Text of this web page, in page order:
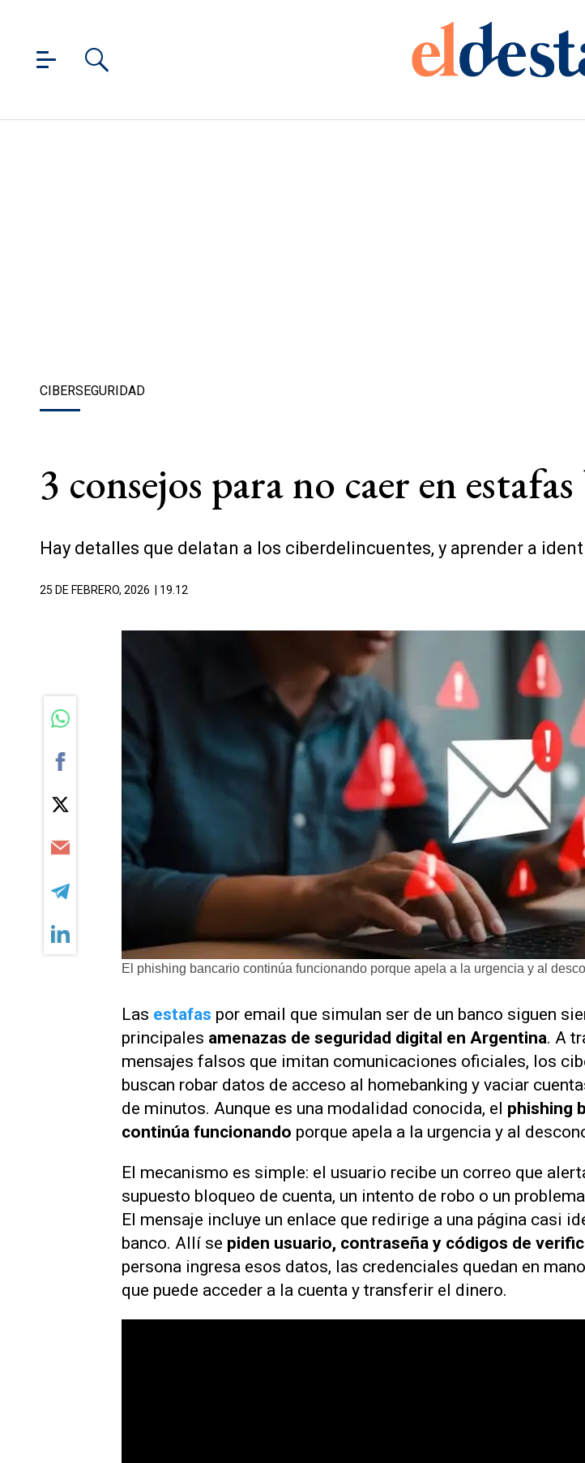
CIBERSEGURIDAD
3 consejos para no caer en
Hay detalles que delatan a los ciberdelincuentes, y aprender a
25 DE FEBRERO, 2026 | 19.12
El phishing bancario continúa funcionando porque apela a la urgencia y al
Las estafas por email que simulan ser de un banco siguen
principales amenazas de seguridad digital en Argentina. A
mensajes falsos que imitan comunicaciones oficiales, los
buscan robar datos de acceso al homebanking y vaciar
de minutos. Aunque es una modalidad conocida, el phishing
continúa funcionando porque apela a la urgencia y al
El mecanismo es simple: el usuario recibe un correo que
supuesto bloqueo de cuenta, un intento de robo o un
El mensaje incluye un enlace que redirige a una página casi
banco. Allí se piden usuario, contraseña y códigos de
persona ingresa esos datos, las credenciales quedan en
que puede acceder a la cuenta y transferir el dinero.